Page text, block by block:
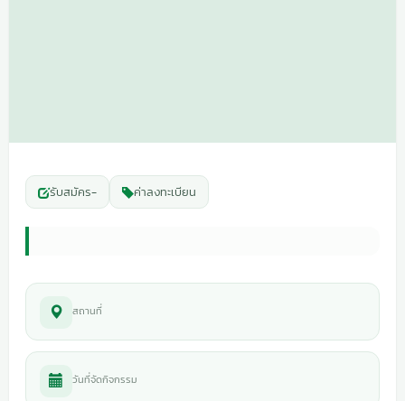
รับสมัคร- ค่าลงทะเบียน
สถานที่
วันที่จัดกิจกรรม